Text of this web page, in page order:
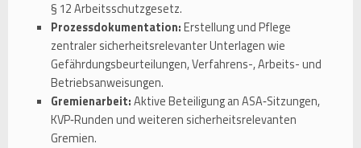
§ 12 Arbeitsschutzgesetz.
Prozessdokumentation:Erstellung und Pflege
zentraler sicherheitsrelevanter Unterlagen wie
Gefährdungsbeurteilungen, Verfahrens-, Arbeits- und
Betriebsanweisungen.
Gremienarbeit:Aktive Beteiligung an ASA‑Sitzungen,
KVP‑Runden und weiteren sicherheitsrelevanten
Gremien.